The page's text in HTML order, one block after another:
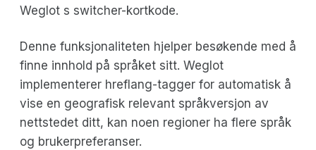
Weglot s switcher-kortkode.
Denne funksjonaliteten hjelper besøkende med å
finne innhold på språket sitt. Weglot
implementerer hreflang-tagger for automatisk å
vise en geografisk relevant språkversjon av
nettstedet ditt, kan noen regioner ha flere språk
og brukerpreferanser.